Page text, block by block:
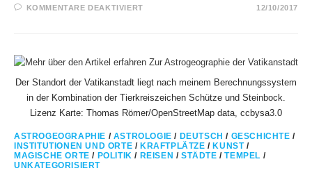
KOMMENTARE DEAKTIVIERTFÜR
GOETHETURM
ABGEBRANNT
12/10/2017
Der Standort der Vatikanstadt liegt nach meinem Berechnungssystem
in der Kombination der Tierkreiszeichen Schütze und Steinbock.
Lizenz Karte: Thomas Römer/OpenStreetMap data, ccbysa3.0
ASTROGEOGRAPHIE / ASTROLOGIE / DEUTSCH / GESCHICHTE /
INSTITUTIONEN UND ORTE /KRAFTPLÄTZE /KUNST/
MAGISCHE ORTE / POLITIK / REISEN /STÄDTE /TEMPEL /
UNKATEGORISIERT